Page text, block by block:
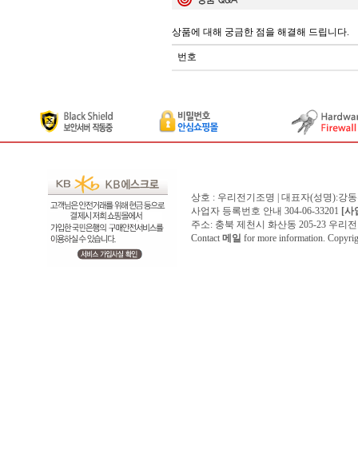
상품에 대해 궁금한 점을 해결해 드립니다.
번호
상호 : 우리전기조명 | 대표자(성명):강
사업자 등록번호 안내 304-06-33201 [사
주소: 충북 제천시 화산동 205-23 우리
Contact 메일 for more information.